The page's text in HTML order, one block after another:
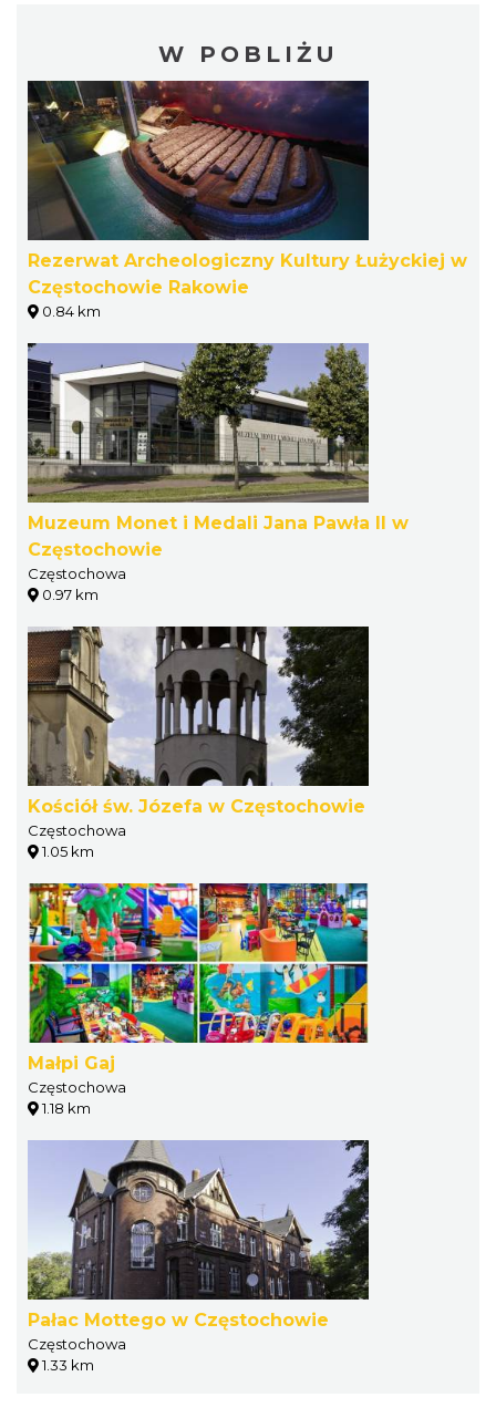
W POBLIŻU
Rezerwat Archeologiczny Kultury Łużyckiej w
Częstochowie Rakowie
0.84 km
Muzeum Monet i Medali Jana Pawła II w
Częstochowie
Częstochowa
0.97 km
Kościół św. Józefa w Częstochowie
Częstochowa
1.05 km
Małpi Gaj
Częstochowa
1.18 km
Pałac Mottego w Częstochowie
Częstochowa
1.33 km